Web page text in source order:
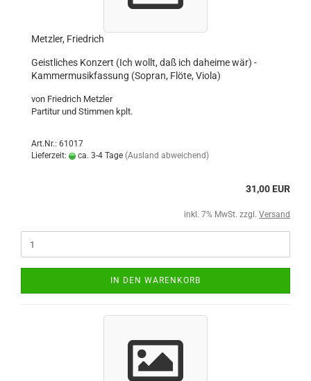
Metzler, Friedrich
Geistliches Konzert (Ich wollt, daß ich daheime wär) -
Kammermusikfassung (Sopran, Flöte, Viola)
von Friedrich Metzler
Partitur und Stimmen kplt.
Art.Nr.: 61017
Lieferzeit:
ca. 3-4 Tage (Ausland abweichend)
31,00 EUR
inkl. 7% MwSt. zzgl. Versand
IN DEN WARENKORB